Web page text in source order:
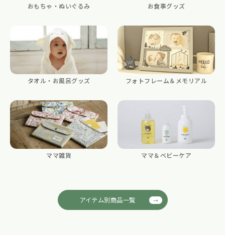
おもちゃ・ぬいぐるみ お食事グッズ
タオル・お風呂グッズ フォトフレーム＆メモリアル
ママ雑貨 ママ＆ベビーケア
アイテム別商品一覧